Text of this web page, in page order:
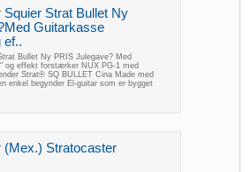
Squier Strat Bullet Ny
Guitarkasse
ef..
Bullet Ny PRIS Julegave? Med
og effekt forstærker NUX PG-1 med
Strat® SQ BULLET Cina Made med
enkel begynder El-guitar som er bygget
(Mex.) Stratocaster